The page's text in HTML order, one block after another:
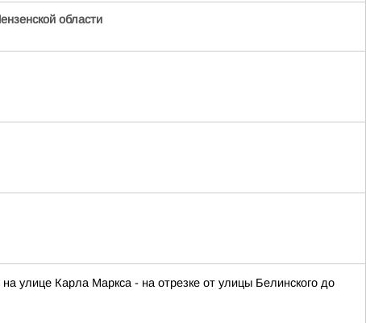
области
улице Карла Маркса - на отрезке от улицы Белинского до